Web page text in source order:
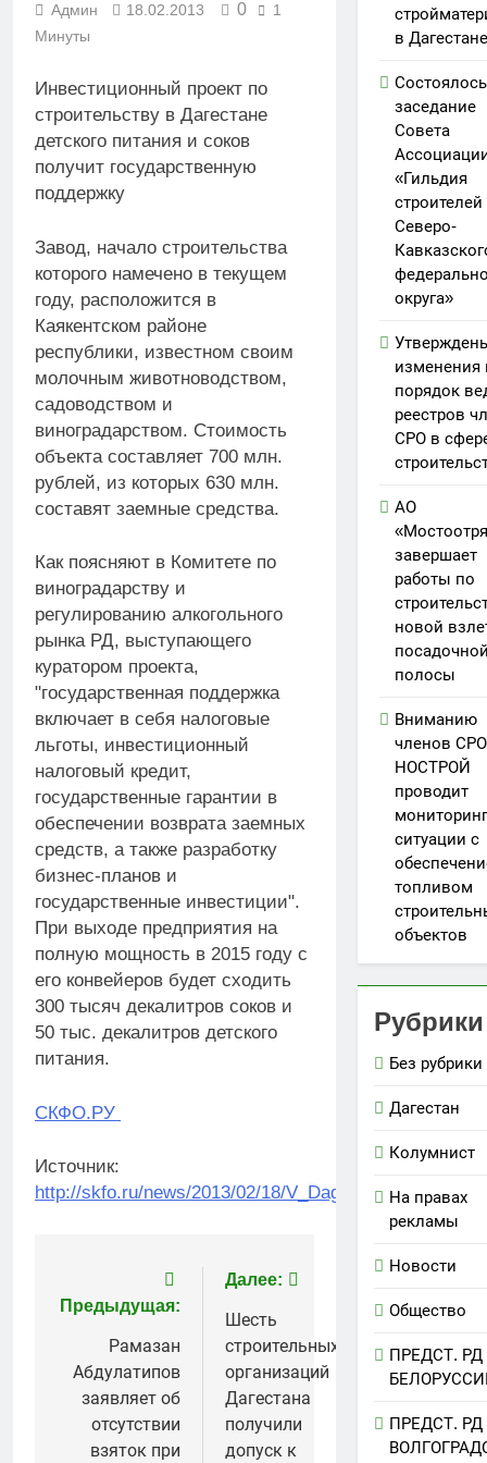
Админ 18.02.2013 0
1
Минуты
Инвестиционный проект по
строительству в Дагестане
детского питания и соков
получит государственную
поддержку
Завод, начало строительства
которого намечено в текущем
году, расположится в
Каякентском районе
республики, известном своим
молочным животноводством,
садоводством и
виноградарством. Стоимость
объекта составляет 700 млн.
рублей, из которых 630 млн.
составят заемные средства.
Как поясняют в Комитете по
виноградарству и
регулированию алкогольного
рынка РД, выступающего
куратором проекта,
"государственная поддержка
включает в себя налоговые
льготы, инвестиционный
налоговый кредит,
государственные гарантии в
обеспечении возврата заемных
средств, а также разработку
бизнес-планов и
государственные инвестиции".
При выходе предприятия на
полную мощность в 2015 году с
его конвейеров будет сходить
300 тысяч декалитров соков и
50 тыс. декалитров детского
питания.
СКФО.РУ
Источник:
http://skfo.ru/news/2013/02/18/
Навигация
по
записям
Предыдущая:
Рамазан
Абдулатипов
заявляет об
отсутствии
взяток при
Далее:
Шесть
строительных
организаций
Дагестана
получили
допуск к
в Дагестане
Состоялось
заседание
Совета
«Гильдия
строителей
Северо-
округа»
изменения
порядок
реестров
СРО в
АО
завершает
работы по
новой
полосы
Вниманию
членов
НОСТРОЙ
проводит
мониторинг
ситуации с
топливом
объектов
Рубрики
Без рубрики
Дагестан
Колумнист
На правах
рекламы
Новости
Общество
ПРЕДСТ. РД
ПРЕДСТ. РД